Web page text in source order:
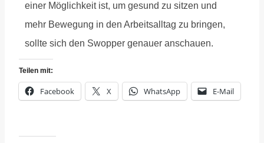
einer Möglichkeit ist, um gesund zu sitzen und
mehr Bewegung in den Arbeitsalltag zu bringen,
sollte sich den Swopper genauer anschauen.
Teilen mit:
Facebook X WhatsApp E-Mail